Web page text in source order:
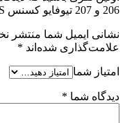
206 و 207 تیوفایو کسنس KESENS”
نشانی ایمیل شما منتشر
علامت‌گذاری شده‌اند *
امتیاز شما
دیدگاه شما *